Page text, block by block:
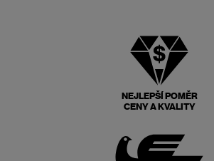
NEJLEPŠÍ POMĚR
CENY A KVALITY